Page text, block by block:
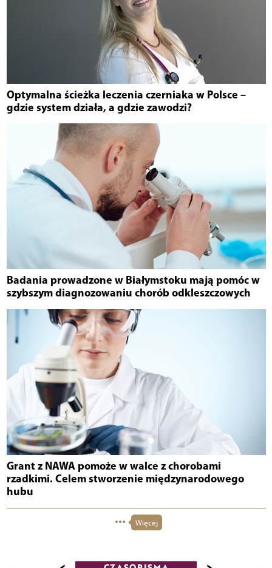
Optymalna ścieżka leczenia czerniaka w Polsce –
gdzie system działa, a gdzie zawodzi?
Badania prowadzone w Białymstoku mają pomóc w
szybszym diagnozowaniu chorób odkleszczowych
Grant z NAWA pomoże w walce z chorobami
rzadkimi. Celem stworzenie międzynarodowego
hubu
Więcej